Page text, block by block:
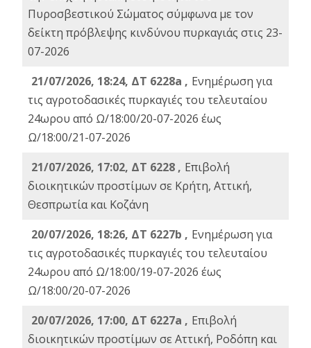
Πυροσβεστικού Σώματος σύμφωνα με τον
δείκτη πρόβλεψης κινδύνου πυρκαγιάς στις 23-
07-2026
21/07/2026, 18:24, ΔΤ 6228a , Ενημέρωση για
τις αγροτοδασικές πυρκαγιές του τελευταίου
24ωρου από Ω/18:00/20-07-2026 έως
Ω/18:00/21-07-2026
21/07/2026, 17:02, ΔΤ 6228 , Επιβολή
διοικητικών προστίμων σε Κρήτη, Αττική,
Θεσπρωτία και Κοζάνη
20/07/2026, 18:26, ΔΤ 6227b , Ενημέρωση για
τις αγροτοδασικές πυρκαγιές του τελευταίου
24ωρου από Ω/18:00/19-07-2026 έως
Ω/18:00/20-07-2026
20/07/2026, 17:00, ΔΤ 6227a , Επιβολή
διοικητικών προστίμων σε Αττική, Ροδόπη και